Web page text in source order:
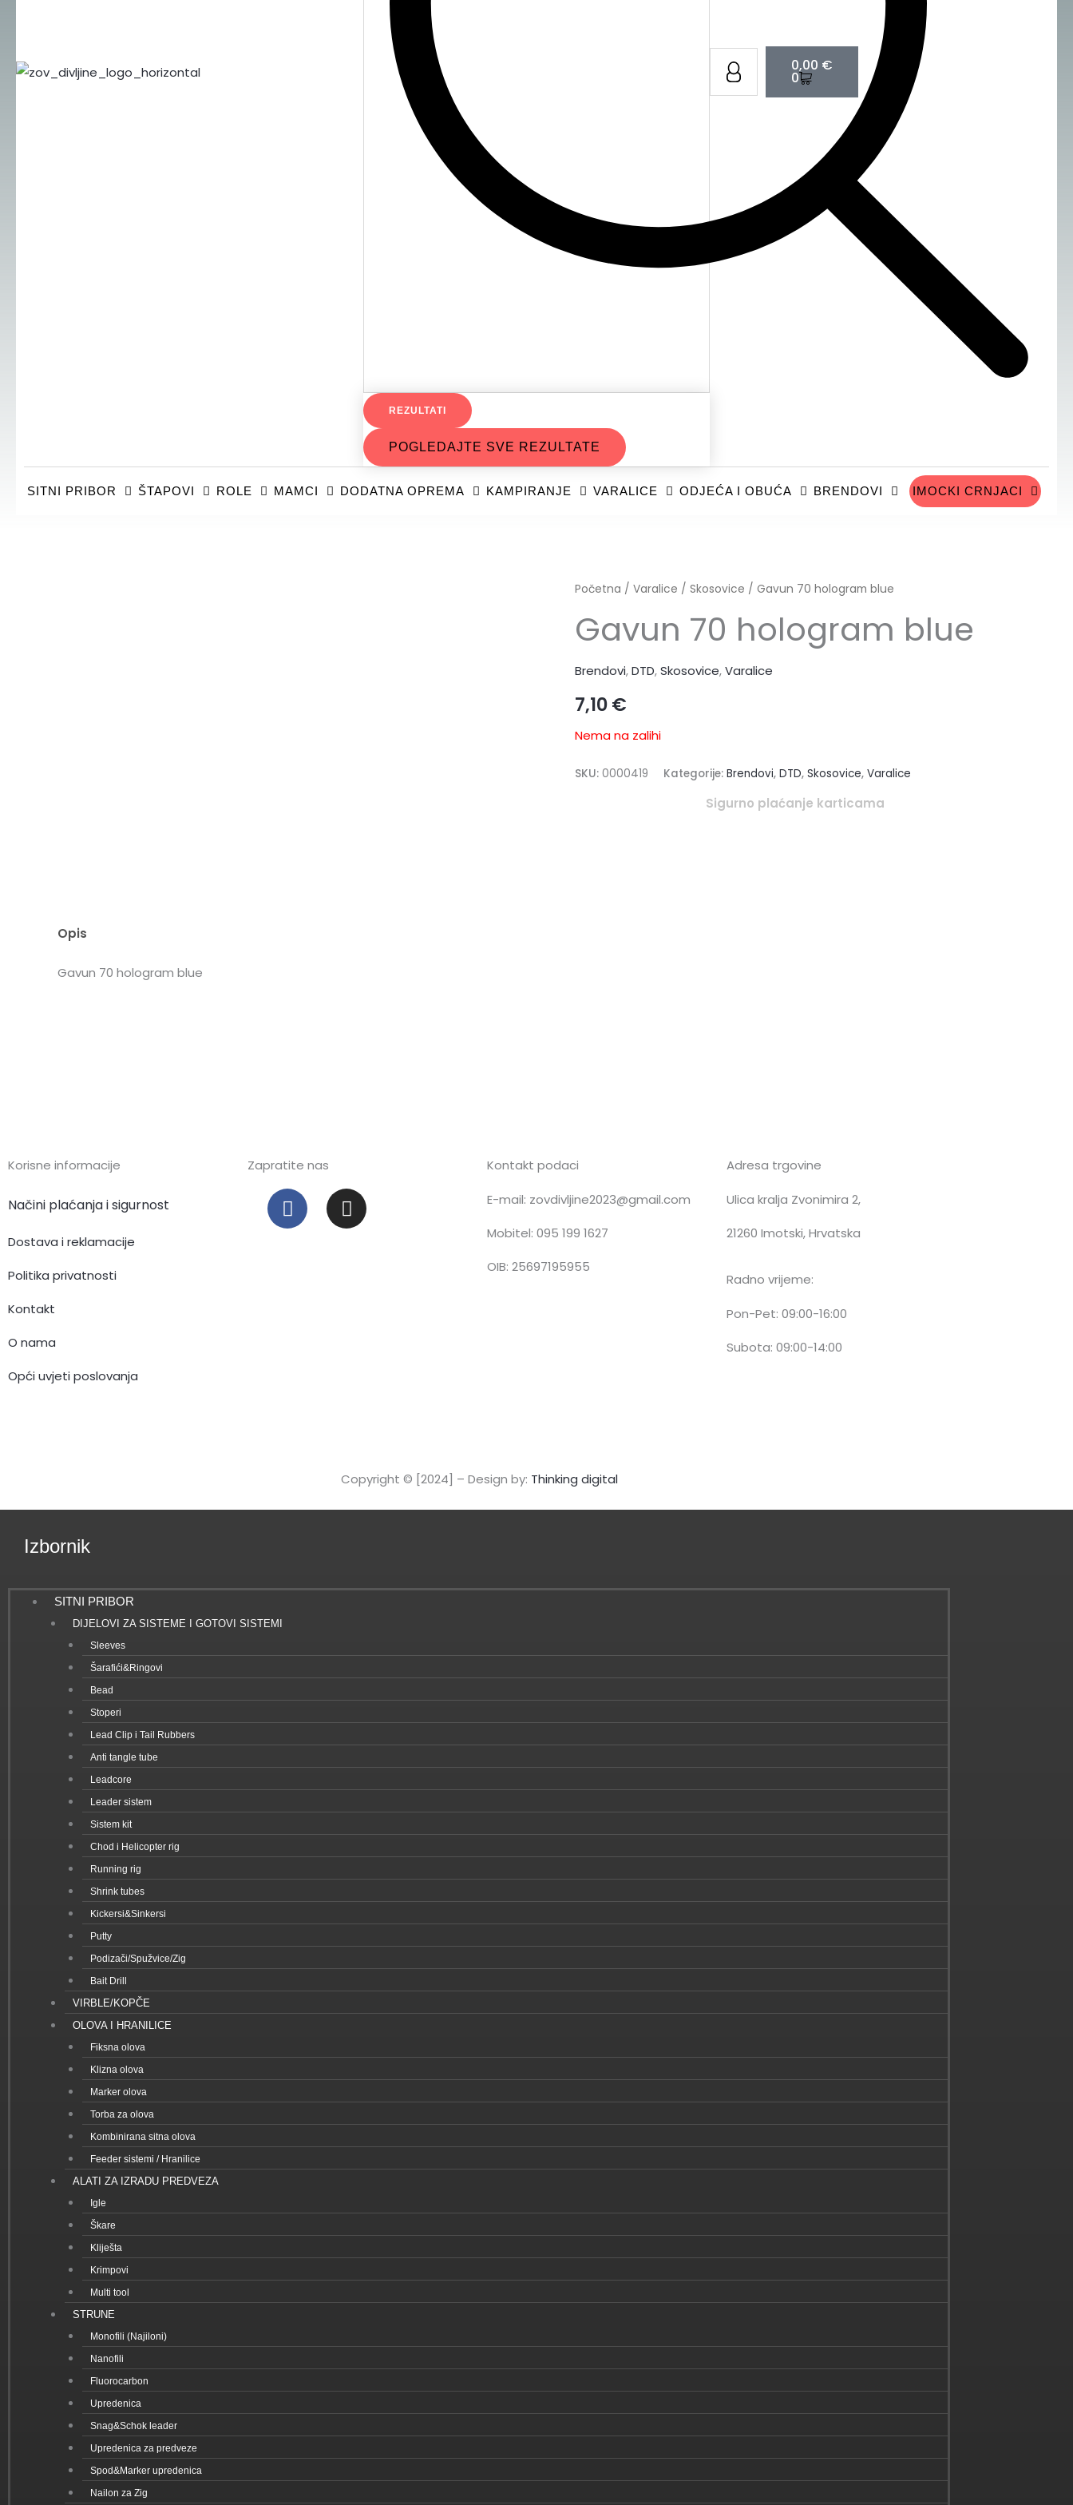
REZULTATI
POGLEDAJTE SVE REZULTATE
0,00 €
0
Cart
SITNI PRIBOR ŠTAPOVI ROLE MAMCI DODATNA OPREMA KAMPIRANJE VARALICE ODJEĆA I OBUĆA BRENDOVI IMOCKI CRNJACI
Početna / Varalice / Skosovice / Gavun 70 hologram blue
Gavun 70 hologram blue
Brendovi,DTD,Skosovice,Varalice
7,10€
Nema na zalihi
SKU: 0000419 Kategorije: Brendovi, DTD, Skosovice, Varalice
Sigurno plaćanje karticama
Opis
Gavun 70 hologram blue
Korisne informacije
Načini plaćanja i sigurnost
Dostava i reklamacije
Politika privatnosti
Kontakt
O nama
Opći uvjeti poslovanja
Zapratite nas
F
a
c
I
n
s
Kontakt podaci
E-mail: zovdivljine2023@gmail.com
Mobitel: 095 199 1627
OIB: 25697195955
Adresa trgovine
Ulica kralja Zvonimira 2,
21260 Imotski, Hrvatska
Radno vrijeme:
Pon-Pet: 09:00-16:00
Subota: 09:00-14:00
Copyright © [2024] – Design by: Thinking digital
Izbornik
SITNI PRIBOR
DIJELOVI ZA SISTEME I GOTOVI SISTEMI
Sleeves
Šarafići&Ringovi
Bead
Stoperi
Lead Clip i Tail Rubbers
Anti tangle tube
Leadcore
Leader sistem
Sistem kit
Chod i Helicopter rig
Running rig
Shrink tubes
Kickersi&Sinkersi
Putty
Podizači/Spužvice/Zig
Bait Drill
VIRBLE/KOPČE
OLOVA I HRANILICE
Fiksna olova
Klizna olova
Marker olova
Torba za olova
Kombinirana sitna olova
Feeder sistemi / Hranilice
ALATI ZA IZRADU PREDVEZA
Igle
Škare
Kliješta
Krimpovi
Multi tool
STRUNE
Monofili (Najiloni)
Nanofili
Fluorocarbon
Upredenica
Snag&Schok leader
Upredenica za predveze
Spod&Marker upredenica
Nailon za Zig